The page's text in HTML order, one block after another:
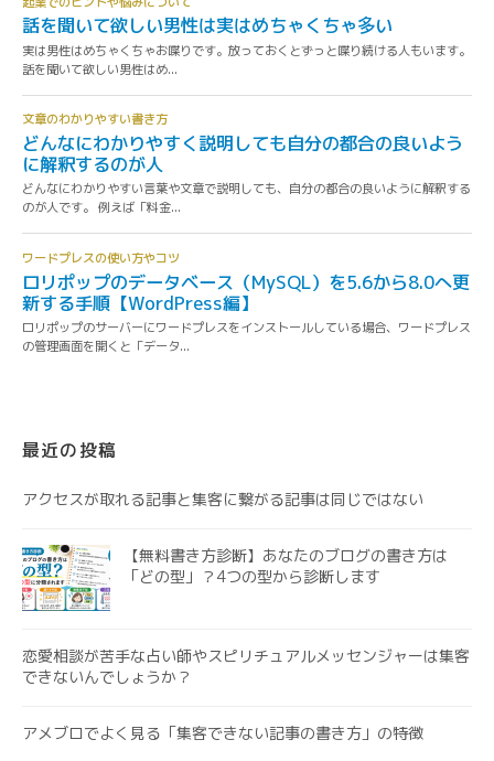
最近の投稿
アクセスが取れる記事と集客に繋がる記事は同じではない
【無料書き方診断】あなたのブログの書き方は
「どの型」？4つの型から診断します
恋愛相談が苦手な占い師やスピリチュアルメッセンジャーは集客
できないんでしょうか？
アメブロでよく見る「集客できない記事の書き方」の特徴